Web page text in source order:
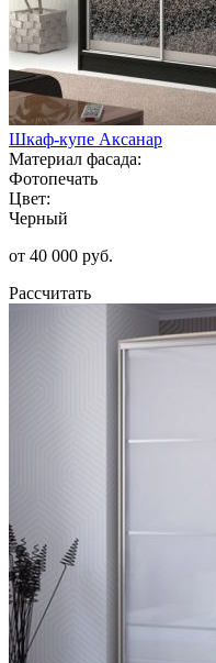
Шкаф-купе Аксанар
Материал фасада:
Фотопечать
Цвет:
Черный
от 40 000 руб.
Рассчитать